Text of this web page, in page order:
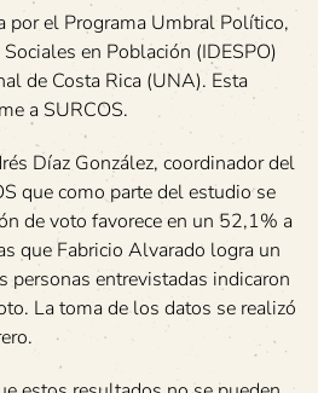
por el Programa Umbral Político,
en Población (IDESPO)
de Costa Rica (UNA). Esta
a SURCOS.
Díaz González, coordinador del
que como parte del estudio se
de voto favorece en un 52,1% a
que Fabricio Alvarado logra un
entrevistadas indicaron
La toma de los datos se realizó